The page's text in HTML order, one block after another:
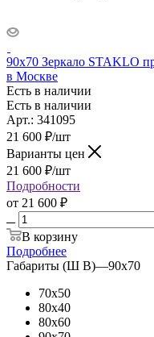
90x70 Зеркало STAKLO
в Москве
Есть в наличии
Есть в наличии
Арт.: 341095
21 600 ₽/шт
Варианты цен
21 600 ₽/шт
Подробности
от 21 600 ₽
В корзину
Подробнее
Габариты (Ш В)—90x70
70x50
80x40
80x60